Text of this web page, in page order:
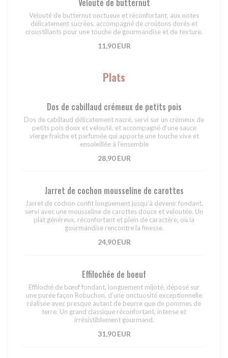
Velouté de butternut onctueux et réconfortant, aux notes
délicatement sucrées, accompagné de croûtons dorés et
croustillants pour une touche de gourmandise et de texture.
11,90 EUR
Plats
Dos de cabillaud crémeux de petits pois
Dos de cabillaud délicatement nacré, servi sur un crémeux de
petits pois doux et velouté, et accompagné d’une sauce
vierge fraîche et parfumée qui apporte une touche vive et
ensoleillée à l’ensemble
28,90 EUR
Jarret de cochon mousseline de carottes
Jarret de cochon confit longuement jusqu’à devenir fondant,
servi avec une mousseline de carottes douce et veloutée. Un
plat généreux, réconfortant et plein de caractère, où la
gourmandise rencontre la finesse.
24,90 EUR
Effilochée de boeuf
Effiloché de bœuf fondant, longuement mijoté, déposé sur
une purée façon Robuchon, d’une onctuosité exceptionnelle
réalisée avec presque autant de beurre que de pommes de
terre. Un grand classique réconfortant, intense et
irrésistiblement gourmand.
31,90 EUR